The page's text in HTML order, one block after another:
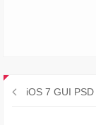
iOS 7 GUI PSD